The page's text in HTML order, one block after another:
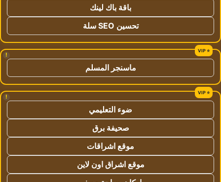
باقة باك لينك
تحسين SEO سلة
!
ماسنجر المسلم
!
ضوء التعليمي
صحيفة برق
موقع اشراقات
موقع اشراق اون لاين